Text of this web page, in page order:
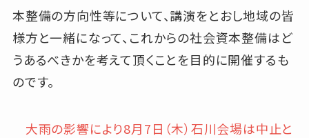
本整備の方向性等について、講演をとおし地域の皆
様方と一緒になって、これからの社会資本整備はど
うあるべきかを考えて頂くことを目的に開催するも
のです。
大雨の影響により8月7日（木）石川会場は中止と